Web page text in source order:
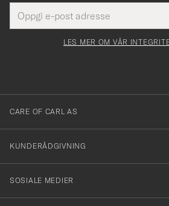
postadresse
felt
Tack
för
dig
till
vårt
nyhetsbrev!
LES MER OM VÅR
CARE OF CARL AS
KUNDERÅDGIVNING
SOSIALE MEDIER